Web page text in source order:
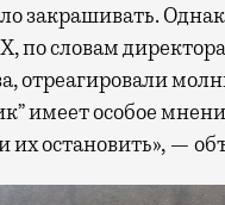
закрашивать.
по словам
отреагировали
имеет особое
их остановить», —